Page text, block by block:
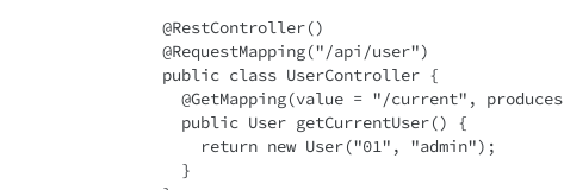
@RestController()
@RequestMapping("/api/user")
public class UserController {